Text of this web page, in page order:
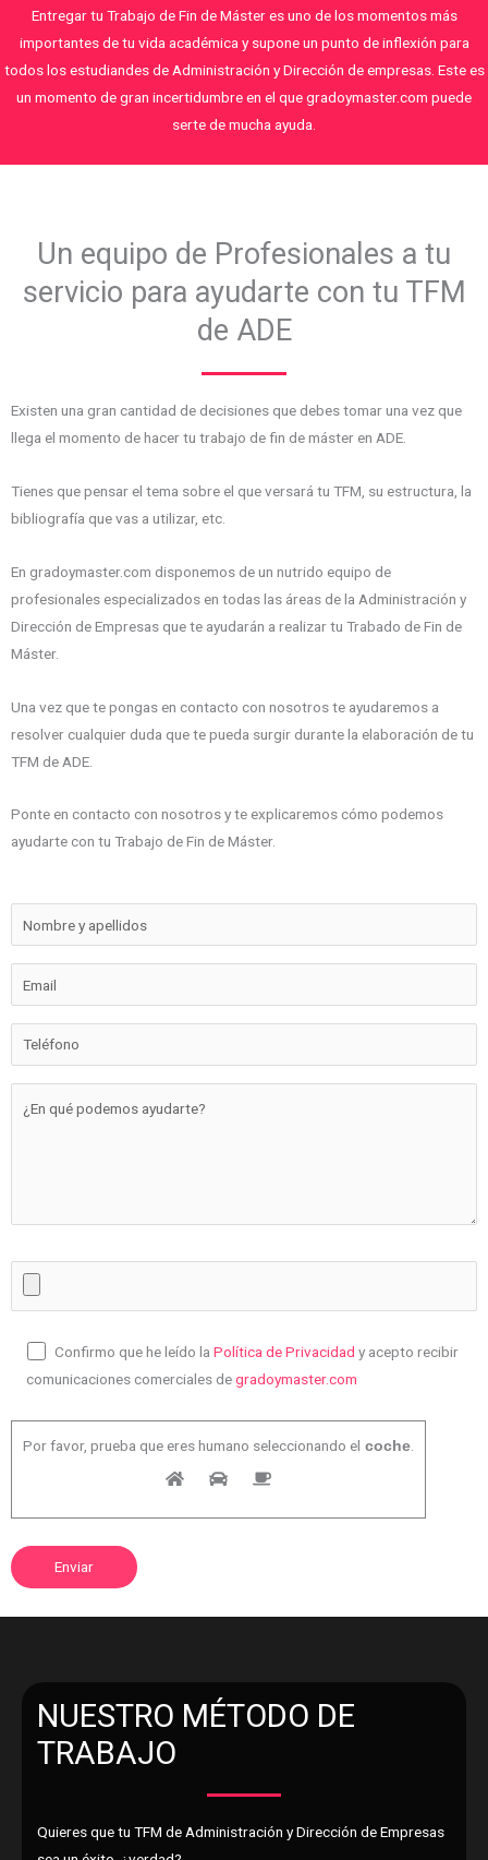
Entregar tu Trabajo de Fin de Máster es uno de los momentos más
importantes de tu vida académica y supone un punto de inflexión para
todos los estudiandes de Administración y Dirección de empresas. Este es
un momento de gran incertidumbre en el que gradoymaster.com puede
serte de mucha ayuda.
Un equipo de Profesionales a tu
servicio para ayudarte con tu TFM
de ADE
Existen una gran cantidad de decisiones que debes tomar una vez que
llega el momento de hacer tu trabajo de fin de máster en ADE.
Tienes que pensar el tema sobre el que versará tu TFM, su estructura, la
bibliografía que vas a utilizar, etc.
En gradoymaster.com disponemos de un nutrido equipo de
profesionales especializados en todas las áreas de la Administración y
Dirección de Empresas que te ayudarán a realizar tu Trabado de Fin de
Máster.
Una vez que te pongas en contacto con nosotros te ayudaremos a
resolver cualquier duda que te pueda surgir durante la elaboración de tu
TFM de ADE.
Ponte en contacto con nosotros y te explicaremos cómo podemos
ayudarte con tu Trabajo de Fin de Máster.
Confirmo que he leído la Política de Privacidad y acepto recibir
comunicaciones comerciales degradoymaster.com
Por favor, prueba que eres humano seleccionando el coche
NUESTRO MÉTODO DE
TRABAJO
Quieres que tu TFM de Administración y Dirección de Empresas